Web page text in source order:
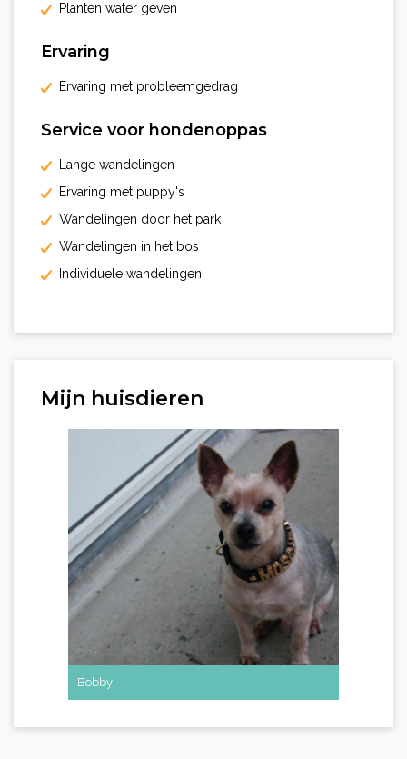
Planten water geven
Ervaring
Ervaring met probleemgedrag
Service voor hondenoppas
Lange wandelingen
Ervaring met puppy's
Wandelingen door het park
Wandelingen in het bos
Individuele wandelingen
Mijn huisdieren
Bobby